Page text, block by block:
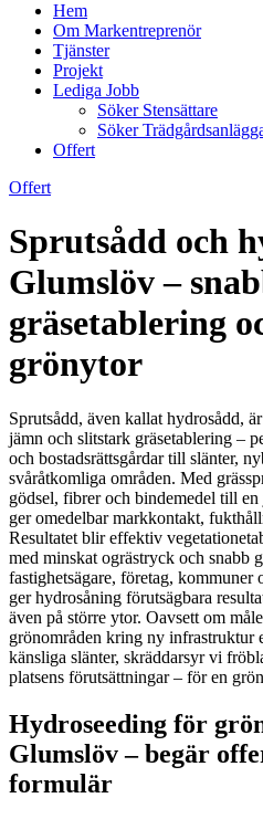
Hem
Om Markentreprenör
Tjänster
Projekt
Lediga Jobb
Söker Stensättare
Söker
Offert
Offert
Sprutsådd och
Glumslöv –
gräsetablering
grönytor
Sprutsådd, även kallat hydrosådd,
jämn och slitstark gräsetablering –
och bostadsrättsgårdar till slänter,
svåråtkomliga områden. Med
gödsel, fibrer och bindemedel till
ger omedelbar markkontakt,
Resultatet blir effektiv
med minskat ogrästryck och snabb
fastighetsägare, företag,
ger hydrosåning förutsägbara
även på större ytor. Oavsett om
grönområden kring ny infrastruktur
känsliga slänter, skräddarsyr vi
platsens förutsättningar – för en
Hydroseeding för
Glumslöv – begär
formulär